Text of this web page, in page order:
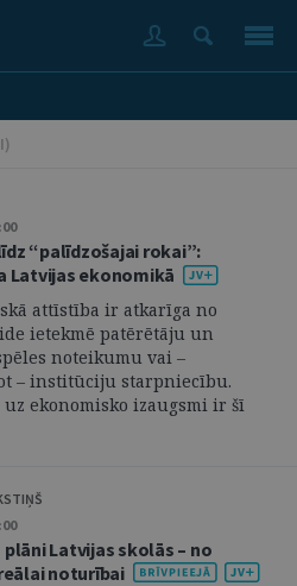
)
“palīdzošajai rokai”:
Latvijas ekonomikā
attīstība ir atkarīga no
ietekmē patērētāju un
noteikumu vai –
– institūciju starpniecību.
ekonomisko izaugsmi ir šī
Latvijas skolās – no
noturībai